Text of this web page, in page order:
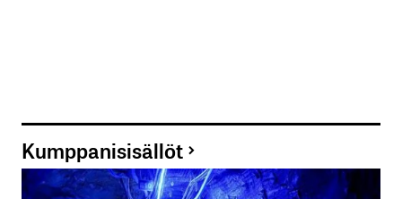
Kumppanisisällöt